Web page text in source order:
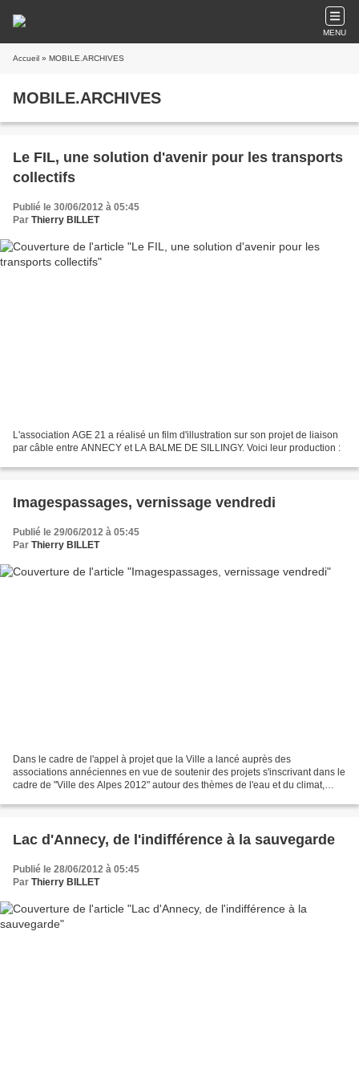
MENU
Accueil » MOBILE.ARCHIVES
MOBILE.ARCHIVES
Le FIL, une solution d'avenir pour les transports
collectifs
Publié le 30/06/2012 à 05:45
Par Thierry BILLET
L'association AGE 21 a réalisé un film d'illustration sur son projet de liaison
par câble entre ANNECY et LA BALME DE SILLINGY. Voici leur production :
Imagespassages, vernissage vendredi
Publié le 29/06/2012 à 05:45
Par Thierry BILLET
Dans le cadre de l'appel à projet que la Ville a lancé auprès des
associations annéciennes en vue de soutenir des projets s'inscrivant dans le
cadre de "Ville des Alpes 2012" autour des thèmes de l'eau et du climat,
Lac d'Annecy, de l'indifférence à la sauvegarde
Publié le 28/06/2012 à 05:45
Par Thierry BILLET